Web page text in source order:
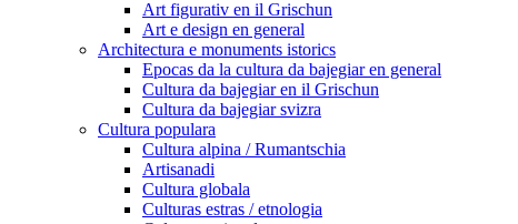
Art figurativ en il Grischun
Art e design en general
Architectura e monuments istorics
Epocas da la cultura da bajegiar en general
Cultura da bajegiar en il Grischun
Cultura da bajegiar svizra
Cultura populara
Cultura alpina / Rumantschia
Artisanadi
Cultura globala
Culturas estras / etnologia